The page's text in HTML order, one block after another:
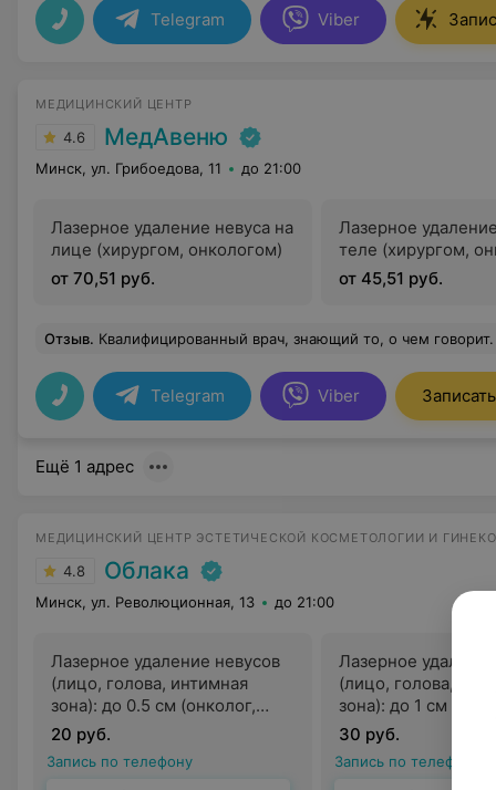
Telegram Viber
МЕДИЦИНСКИЙ ЦЕНТР
4.6 МедАвеню
Минск, ул. Грибоедова, 11 до 21:00
Лазерное удаление невуса на
лице (хирургом, онкологом)
от 70,51 руб.
Лазерное
теле (хирургом,
от 45,51 руб.
Отзыв. Квалифицированный врач, знающий то, о чем говорит. Лечит только то, что требуется и ничего лишнего ! Никаких ненужных анализов ! Наблюдаюсь уже почти два года, на приеме комфортно, всегда все понятно, выходишь от врача
Telegram Viber
Ещё 1 адрес
МЕДИЦИНСКИЙ ЦЕНТР ЭСТЕТИЧЕСКОЙ КОСМЕТОЛОГИИ И
4.8 Облака
Минск, ул. Революционная, 13 до 21:00
Лазерное удаление невусов
(лицо, голова, интимная
зона): до 0.5 см (онколог,
косметолог)
20 руб.
Запись по телефону
Лазерное удаление
(лицо, голова,
зона): до 1 см
косметолог)
30 руб.
Запись по телефону